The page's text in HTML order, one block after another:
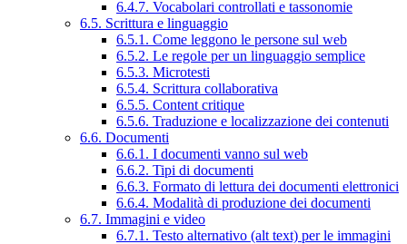
6.4.7. Vocabolari controllati e tassonomie
6.5. Scrittura e linguaggio
6.5.1. Come leggono le persone sul web
6.5.2. Le regole per un linguaggio semplice
6.5.3. Microtesti
6.5.4. Scrittura collaborativa
6.5.5. Content critique
6.5.6. Traduzione e localizzazione dei contenuti
6.6. Documenti
6.6.1. I documenti vanno sul web
6.6.2. Tipi di documenti
6.6.3. Formato di lettura dei documenti elettronici
6.6.4. Modalità di produzione dei documenti
6.7. Immagini e video
6.7.1. Testo alternativo (alt text) per le immagini